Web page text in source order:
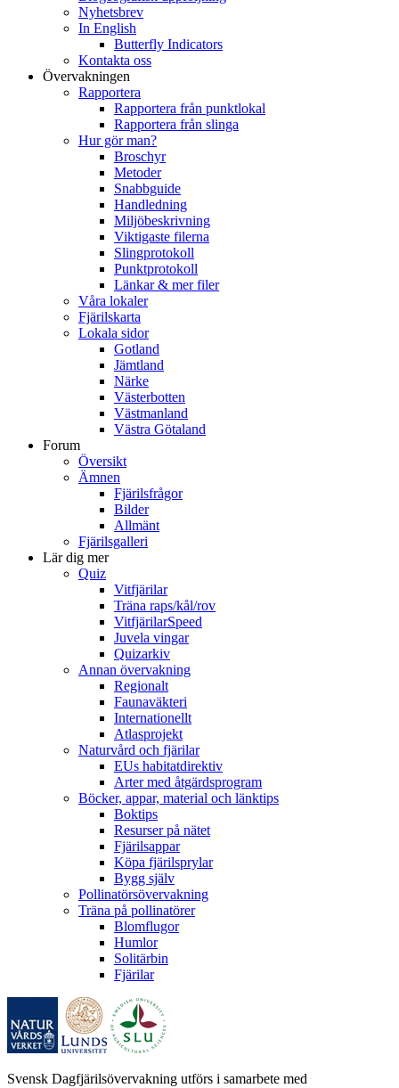
Nyhetsbrev
In English
Butterfly Indicators
Kontakta oss
Övervakningen
Rapportera
Rapportera från punktlokal
Rapportera från slinga
Hur gör man?
Broschyr
Metoder
Snabbguide
Handledning
Miljöbeskrivning
Viktigaste filerna
Slingprotokoll
Punktprotokoll
Länkar & mer filer
Våra lokaler
Fjärilskarta
Lokala sidor
Gotland
Jämtland
Närke
Västerbotten
Västmanland
Västra Götaland
Forum
Översikt
Ämnen
Fjärilsfrågor
Bilder
Allmänt
Fjärilsgalleri
Lär dig mer
Quiz
Vitfjärilar
Träna raps/kål/rov
VitfjärilarSpeed
Juvela vingar
Quizarkiv
Annan övervakning
Regionalt
Faunaväkteri
Internationellt
Atlasprojekt
Naturvård och fjärilar
EUs habitatdirektiv
Arter med åtgärdsprogram
Böcker, appar, material och länktips
Boktips
Resurser på nätet
Fjärilsappar
Köpa fjärilsprylar
Bygg själv
Pollinatörsövervakning
Träna på pollinatörer
Blomflugor
Humlor
Solitärbin
Fjärilar
Svensk Dagfjärilsövervakning utförs i samarbete med